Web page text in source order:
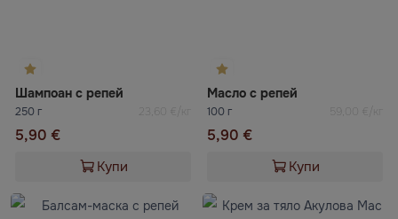
Шампоан с репей
250 г 23,60 €/кг
5,90 €
Купи
Масло с репей
100 г 59,00 €/кг
5,90 €
Купи